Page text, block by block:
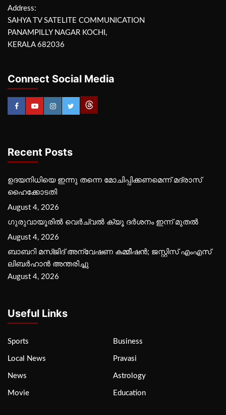
Address:
SAHYA TV SATELITE COMMUNICATION
PANAMPILLY NAGAR KOCHI,
KERALA 682036
Connect Social Media
Recent Posts
ഉദയനിധിയെ ഇന്നു തന്നെ മോചിപ്പിക്കണമെന്ന് മദ്രാസ്
ഹൈക്കോടതി
August 4, 2026
ഗുരുവായൂരില്‍ വെര്‍ച്വല്‍ ക്യൂ ദര്‍ശനം ഇന്ന് മുതല്‍
August 4, 2026
ബാബറി മസ്ജിദ് അന്വേഷണ കമ്മീഷന്‍; ജസ്റ്റിസ് എംഎസ്
ലിബര്‍ഹാന്‍ അന്തരിച്ചു
August 4, 2026
Useful Links
Sports Business
Local News Pravasi
News Astrology
Movie Education